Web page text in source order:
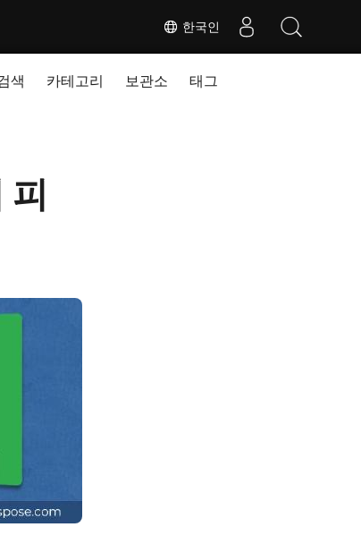
한국인
색 카테고리 보관소 태그